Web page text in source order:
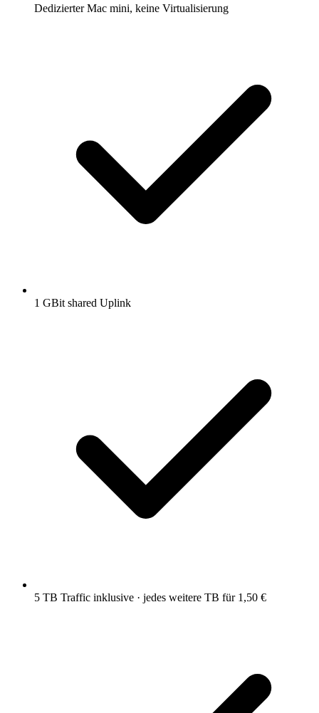
Dedizierter Mac mini, keine Virtualisierung
1 GBit shared Uplink
5 TB Traffic inklusive · jedes weitere TB für 1,50 €